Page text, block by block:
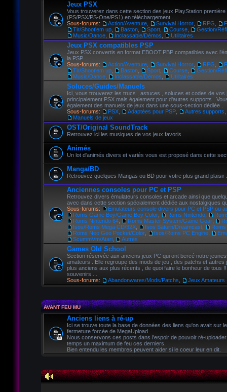
Jeux PSX
Vous trouverez dans cette section des jeux PlayStation première
(PS/PSX/PS-One/PS1) en téléchargement .
Sous-forums:
Action/Aventure, Survival Horror, RPG
Tir/Shoot'em up, Baston, Sport, Course,
Gestion/
Music/Dance, Inclassable/Démos Utilitaires
Jeux PSX compatibles PSP
Jeux PSX convertis en format EBOOT.PBP compatibles avec
la PSP .
Sous-forums:
Action/Aventure, Survival Horror, RPG
Tir/Shoot'em up, Baston, Sport, Course,
Gestion/
Music/Dance, Inclassable/Démos Utilitaires
Soluces/Guides/Manuels
Ici, vous trouverez les trucs , astuces , soluces et codes de vos
principalement PSX mais également pour d'autres supports .
également des manuels de jeux dans une sous-section dédiée .
Sous-forums:
PSX, Adaptées pour PSP, Autres supports
Manuels de jeux
OST/Original SoundTrack
Retrouvez ici les musiques de vos jeux favoris .
Animés
Un lot d'animés divers et variés vous est proposé dans cette
Manga/BD
Retrouvez quelques Mangas ou BD pour votre plus grand plaisir .
Anciennes consoles pour PC et PSP
Retrouvez divers émulateurs consoles et arcade ainsi que
avec dans cette section spécialement dédiée aux nostalgiques
Sous-forums:
Emulateurs console divers pour PC et PSP ou
Roms Game Boy/Game Boy Color, Roms Nintendo,
Roms Nintendo 64, Roms Master System/Game Gear,
Isos/Roms Mega CD/32X, Isos Saturn/Dreamcast,
Roms
Roms Neo Geo Pocket/Color, Isos/Roms PC Engine,
ScummVm/Atari, Autres
Games Old School
Section réservée aux anciens jeux PC qui ont bercé notre
amateurs . Elle regroupe des mods de jeu , des patchs et autres
plus anciens aux plus récents , de quoi faire le bonheur de tous
souvenirs ...
Sous-forums:
Abandonwares/Mods/Patchs Jeux Amateurs
AVANT FEU MU
Anciens liens à ré-up
Ici se trouve toute la base de données des liens qu'on avait sur
fermeture forcée de MegaUpload.
Nous conservons ces posts dans l'espoir de pouvoir ré-
temps un maximum de feu ces derniers.
Bien entendu les membres peuvent aider si le coeur leur en dit.